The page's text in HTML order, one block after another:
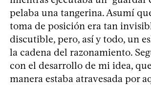
pelaba una tangerina. Asumí
toma de posición era tan
discutible, pero, así y todo, un
la cadena del razonamiento.
con el desarrollo de mi idea,
manera estaba atravesada por